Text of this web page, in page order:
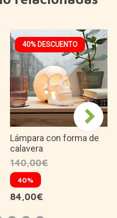
40% DESCUENTO
Lámpara con forma de
calavera
140,00€
40%
84,00€